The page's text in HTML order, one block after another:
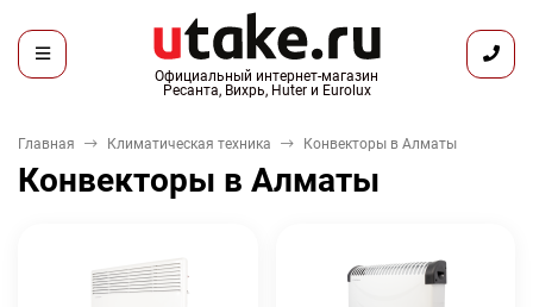
Официальный интернет-магазин
Ресанта, Вихрь, Huter и Eurolux
Главная Климатическая техника Конвекторы в Алматы
Конвекторы в Алматы